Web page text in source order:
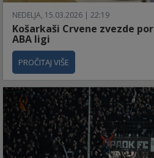
NEDELJA, 15.03.2026 | 22:19
Košarkaši Crvene zvezde
ABA ligi
PROČITAJ VIŠE